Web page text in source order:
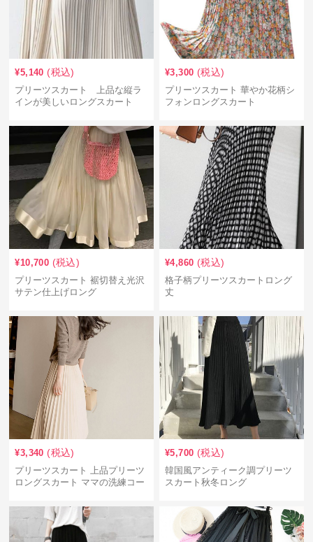
¥5,140 (税込)
プリーツスカート 上品な縦ラ
インが美しいロングスカート
¥3,300 (税込)
プリーツスカート 華やか花柄シ
フォンロングスカート
¥10,700 (税込)
プリーツスカート 裾切替え光沢
サテン仕上げロング
¥4,860 (税込)
格子柄プリーツスカートロング
丈
¥3,340 (税込)
プリーツスカート 上品プリーツ
ロングスカート ママの洗練コー
¥5,700 (税込)
韓国風アンティーク調プリーツ
スカート秋冬ロング